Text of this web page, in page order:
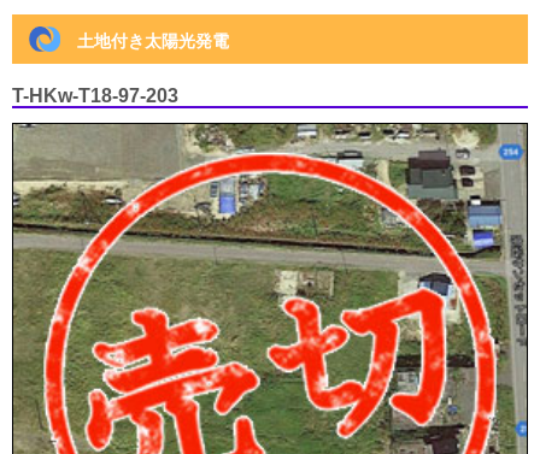
n
土地付き太陽光発電
T-HKw-T18-97-203